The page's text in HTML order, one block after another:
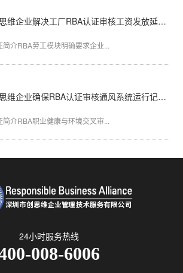
深圳创思维企业解决工厂RBA认证审核工资发放延迟问题
简介RBA劳工模块明确要求企业...
深圳创思维企业确保RBA认证审核通风系统运行记录完整
简介RBA职业健康与环境交叉审...
24小时服务热线
008-6006